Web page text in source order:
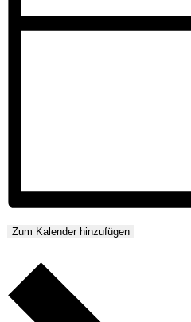
Zum Kalender hinzufügen